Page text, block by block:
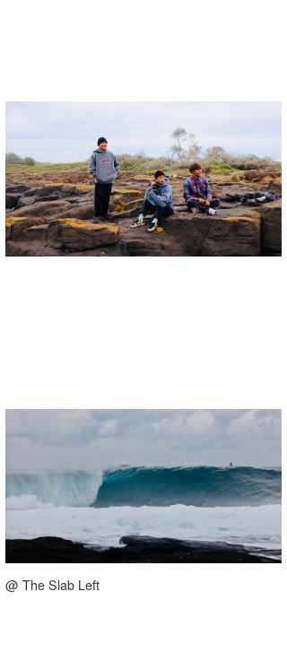
@ The Slab Left